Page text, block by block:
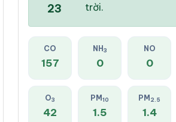
Sương mù
91 %
Sương mù
23
trời.
CO
157
NH 3
0
NO
0
O3
42
PM 10
1.5
PM 2.5
1.4